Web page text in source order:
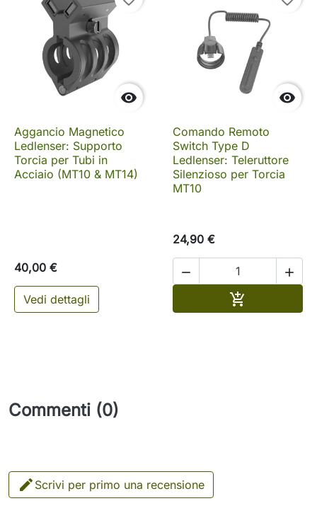

Aggancio Magnetico
Ledlenser: Supporto
Torcia per Tubi in
Acciaio (MT10 & MT14)
40,00 €
Vedi dettagli

Comando Remoto
Switch Type D
Ledlenser: Teleruttore
Silenzioso per Torcia
MT10
24,90 €
 

Commenti (0)
 Scrivi per primo una recensione